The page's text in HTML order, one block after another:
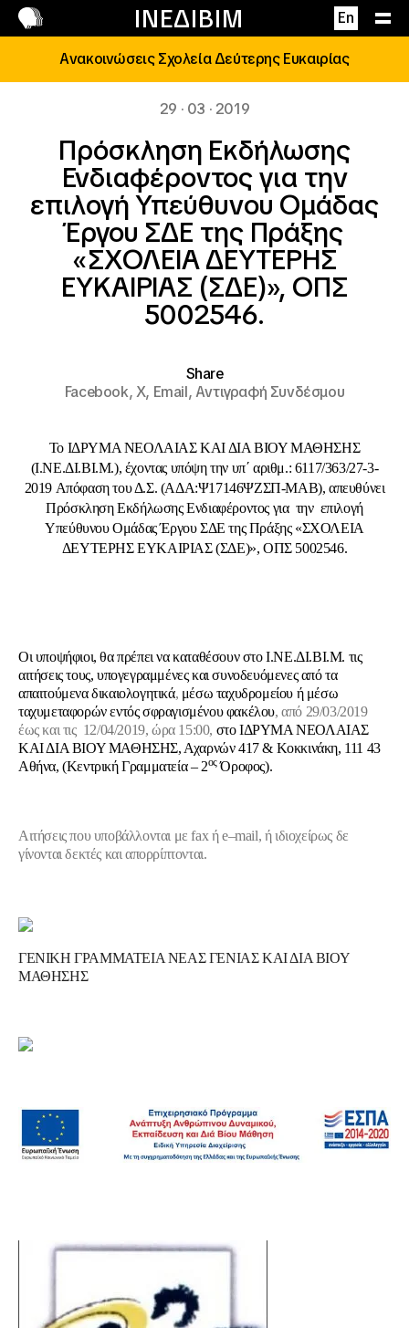
ΙΝΕΔΙΒΙΜ En
Επικοινωνία
Ανακοινώσεις Σχολεία Δεύτερης Ευκαιρίας
29 · 03 · 2019
Πρόσκληση Εκδήλωσης
Ενδιαφέροντος για την
επιλογή Υπεύθυνου Ομάδας
Έργου ΣΔΕ της Πράξης
«ΣΧΟΛΕΙΑ ΔΕΥΤΕΡΗΣ
ΕΥΚΑΙΡΙΑΣ (ΣΔΕ)», ΟΠΣ
5002546.
Share
Facebook,X, Email,Αντιγραφή Συνδέσμου
Το IΔΡΥΜΑ ΝΕΟΛΑΙΑΣ ΚΑΙ ΔΙΑ ΒΙΟΥ ΜΑΘΗΣΗΣ
(Ι.ΝΕ.ΔΙ.ΒΙ.Μ.), έχοντας υπόψη την υπ΄ αριθμ.: 6117/363/27-3-
2019 Aπόφαση του Δ.Σ. (ΑΔΑ:Ψ17146ΨΖΣΠ-ΜΑΒ), απευθύνει
Πρόσκληση Εκδήλωσης Ενδιαφέροντος για την επιλογή
Υπεύθυνου Ομάδας Έργου ΣΔΕ της Πράξης «ΣΧΟΛΕΙΑ
ΔΕΥΤΕΡΗΣ ΕΥΚΑΙΡΙΑΣ (ΣΔΕ)», ΟΠΣ 5002546.
Οι υποψήφιοι, θα πρέπει να καταθέσουν στο Ι.ΝΕ.ΔΙ.ΒΙ.Μ. τις
αιτήσεις τους, υπογεγραμμένεςκαισυνοδευόμενες από τα
απαιτούμενα δικαιολογητικά, μέσω ταχυδρομείου ή μέσω
ταχυμεταφορών εντός σφραγισμένου φακέλου, από 29/03/2019
έως και τις 12/04/2019, ώρα 15:00, στο ΙΔΡΥΜΑ ΝΕΟΛΑΙΑΣ
ΚΑΙ ΔΙΑ ΒΙΟΥ ΜΑΘΗΣΗΣ, Αχαρνών 417 & Κοκκινάκη, 111 43
Αθήνα, (Κεντρική Γραμματεία – 2οςΌροφος).
Αιτήσεις που υποβάλλονται μεfax ήe–mail, ή ιδιοχείρως δε
γίνονται δεκτές και απορρίπτονται.
ΓΕΝΙΚΗ ΓΡΑΜΜΑΤΕΙΑ ΝΕΑΣ ΓΕΝΙΑΣ ΚΑΙ ΔΙΑ ΒΙΟΥ
ΜΑΘΗΣΗΣ